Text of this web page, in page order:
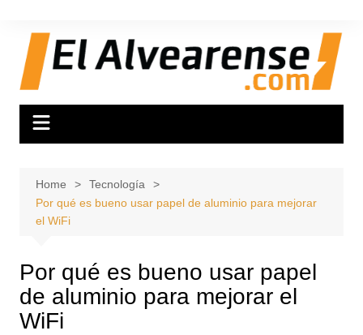
content
Home
Tecnología
Por qué es bueno usar papel de aluminio para mejorar
el WiFi
Por qué es bueno usar papel
de aluminio para mejorar el
WiFi